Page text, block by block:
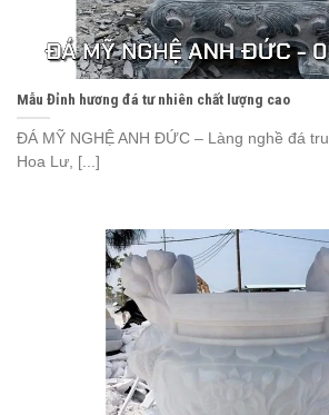
Mẫu Đỉnh hương đá tư nhiên chất lượng cao
ĐÁ MỸ NGHỆ ANH ĐỨC – Làng nghề đá
Hoa Lư, [...]